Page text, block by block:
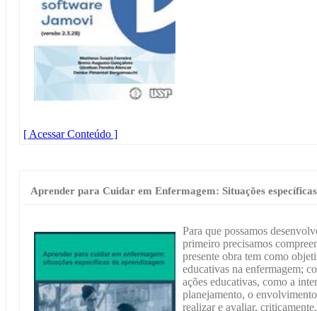
[ Acessar Conteúdo ]
Aprender para Cuidar em Enfermagem: Situações
Para que possamos
primeiro precisamos
presente obra tem como
educativas na enfermagem;
ações educativas, como a
planejamento, o
realizar e avaliar,